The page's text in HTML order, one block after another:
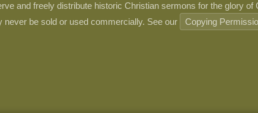
and freely distribute historic Christian sermons for the glory
be sold or used commercially. See our
Copying